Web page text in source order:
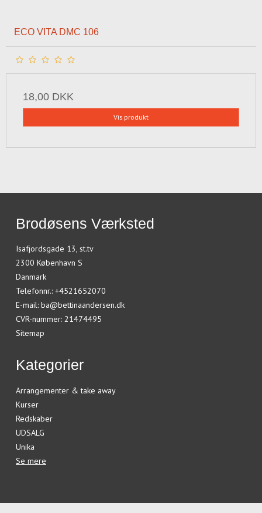
ECO VITA DMC 106
18,00 DKK
Vis produkt
Brodøsens Værksted
Isafjordsgade 13, st.tv
2300 København S
Danmark
Telefonnr.: +4521652070
E-mail: ba@bettinaandersen.dk
CVR-nummer: 21474495
Sitemap
Kategorier
Arrangementer & take away
Kurser
Redskaber
UDSALG
Unika
Se mere